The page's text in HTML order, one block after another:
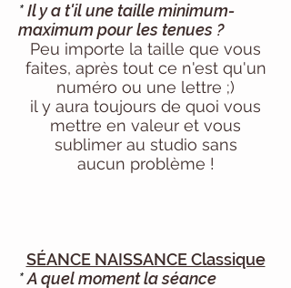
*Il y a t'il une taille minimum-
maximum pour les tenues ?
Peu importe la taille que vous
faites, après tout ce n'est qu'un
numéro ou une lettre ;)
il y aura toujours de quoi vous
mettre en valeur et vous
sublimer au studio sans
aucun problème !
SÉANCE NAISSANCE Classique
*A quel moment la séance